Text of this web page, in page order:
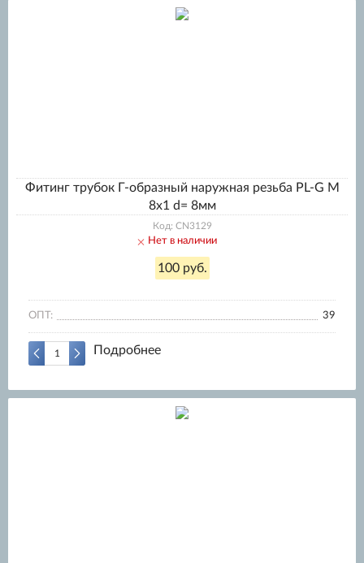
Фитинг трубок Г-образный наружная резьба PL-G M
8x1 d= 8мм
Код: CN3129
Нет в наличии
100 руб.
ОПТ: 39
Подробнее